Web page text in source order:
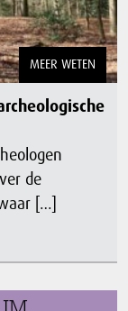
MEER WETEN
de
[…]